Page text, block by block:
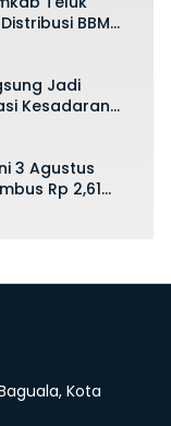
BBM
Jadi
Kesadaran
3 Agustus
Rp 2,61
Kota